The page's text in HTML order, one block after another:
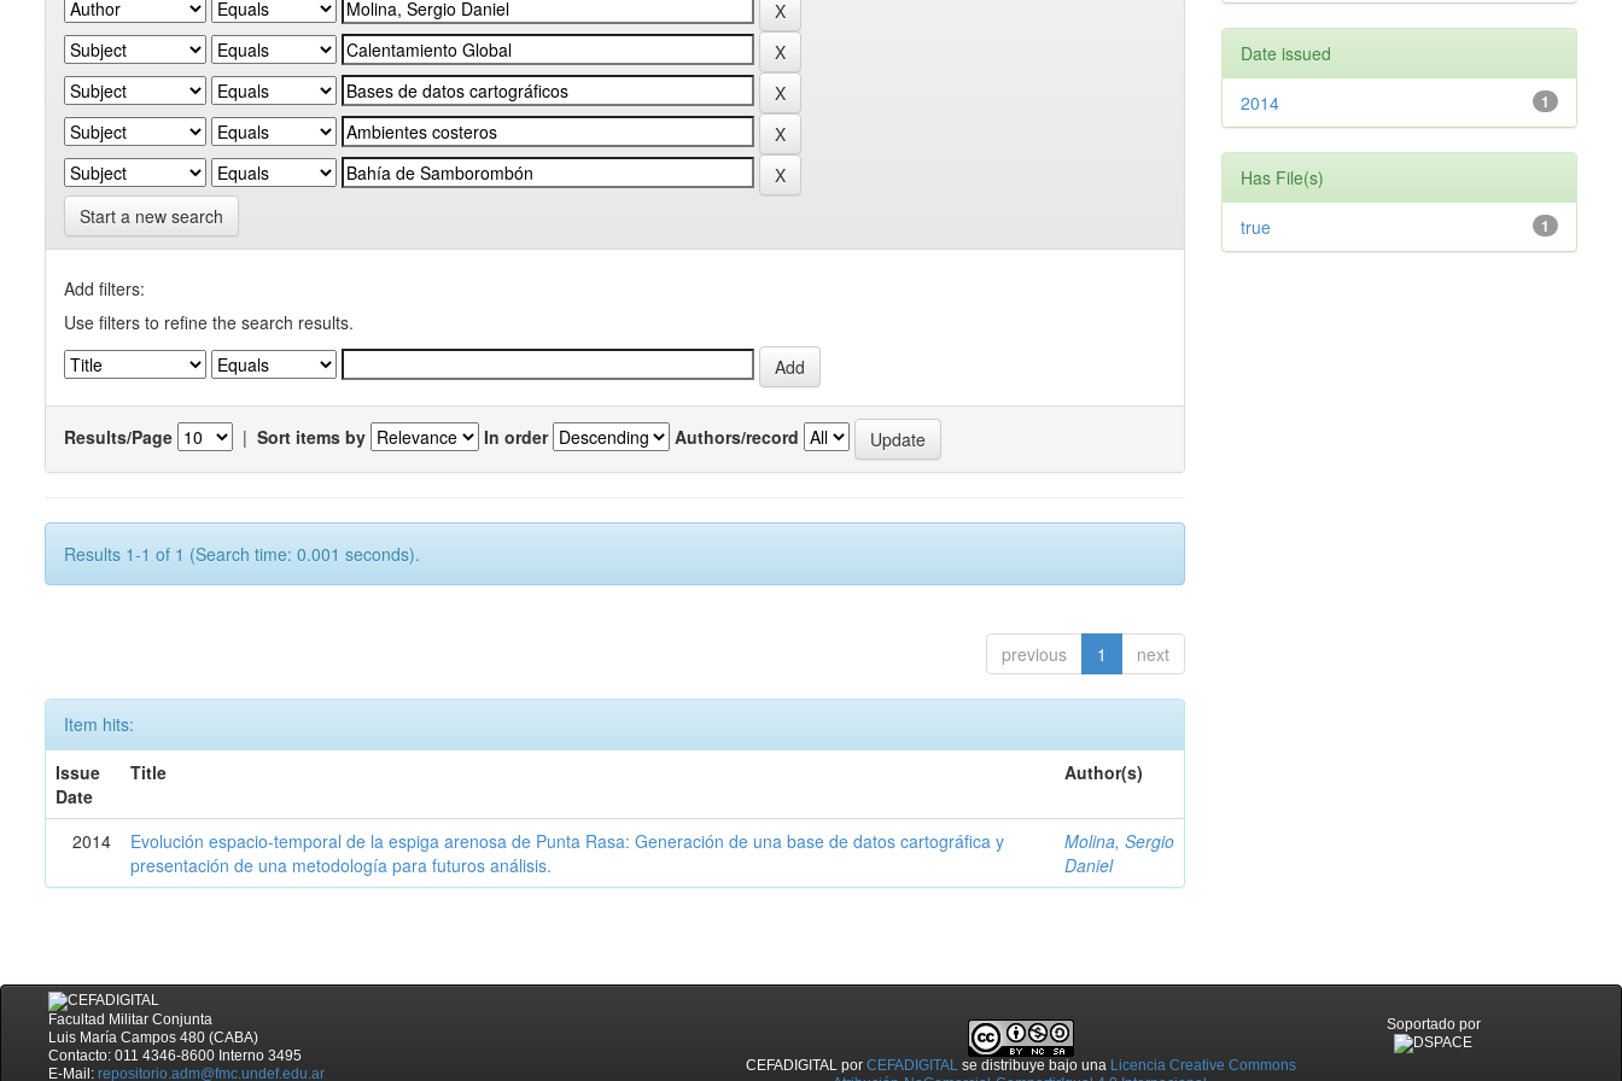
Start a new search
Add filters:
Use filters to refine the search results.
Results/Page | Sort items by In order Authors/record
Results 1-1 of 1 (Search time: 0.001 seconds).
previous 1 next
Item hits:
Issue
Date
Title Author(s)
2014
Evolución espacio-temporal de la espiga arenosa de Punta Rasa: Generación de una base de datos cartográfica y
presentación de una metodología para futuros análisis.
Molina, Sergio
Daniel
Date issued
1
2014
Has File(s)
1
true
Facultad Militar Conjunta
Luis María Campos 480 (CABA)
Contacto: 011 4346-8600 Interno 3495
E-Mail: repositorio.adm@fmc.undef.edu.ar CEFADIGITAL porCEFADIGITAL se distribuye bajo una Licencia Creative Commons
Soportado por